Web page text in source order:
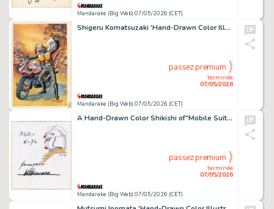
Mandarake (Big Web) 07/05/2026 (CET)
Shigeru Komatsuzaki 'Hand-Drawn Color Illustration"Kamen Rider Amazon"
Mandarake (Big Web) 07/05/2026 (CET)
terminée
07/05/2026
passez premium
A Hand-Drawn Color Shikishi of"Mobile Suit Gundam " by Kunio Okawara.
Mandarake (Big Web) 07/05/2026 (CET)
terminée
07/05/2026
passez premium